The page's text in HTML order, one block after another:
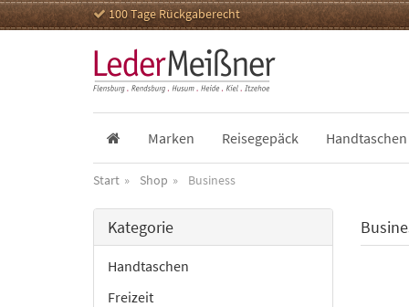
100 Tage Rückgaberecht
Marken Reisegepäck Handtaschen
Start Shop Business
Kategorie
Handtaschen
Freizeit